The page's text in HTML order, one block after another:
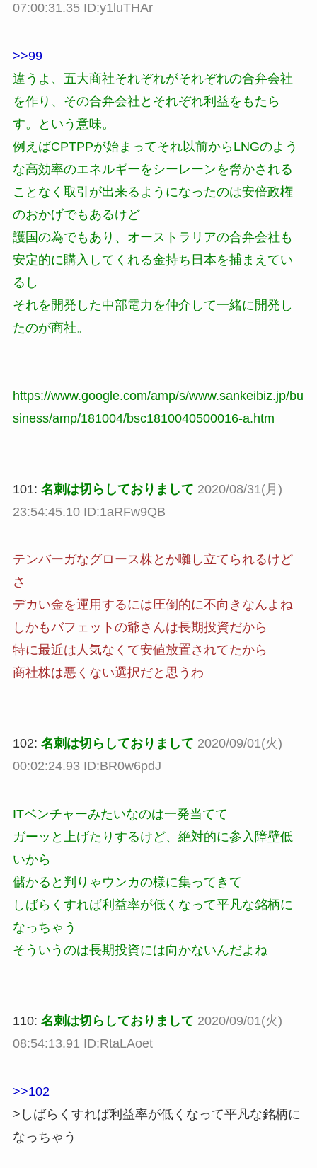
07:00:31.35 ID:y1luTHAr
>>99
違うよ、五大商社それぞれがそれぞれの合弁会社
を作り、その合弁会社とそれぞれ利益をもたら
す。という意味。
例えばCPTPPが始まってそれ以前からLNGのよう
な高効率のエネルギーをシーレーンを脅かされる
ことなく取引が出来るようになったのは安倍政権
のおかげでもあるけど
護国の為でもあり、オーストラリアの合弁会社も
安定的に購入してくれる金持ち日本を捕まえてい
るし
それを開発した中部電力を仲介して一緒に開発し
たのが商社。
https://www.google.com/amp/s/www.sankeibiz.jp/bu
siness/amp/181004/bsc1810040500016-a.htm
101: 名刺は切らしておりまして 2020/08/31(月)
23:54:45.10 ID:1aRFw9QB
テンバーガなグロース株とか囃し立てられるけど
さ
デカい金を運用するには圧倒的に不向きなんよね
しかもバフェットの爺さんは長期投資だから
特に最近は人気なくて安値放置されてたから
商社株は悪くない選択だと思うわ
102: 名刺は切らしておりまして 2020/09/01(火)
00:02:24.93 ID:BR0w6pdJ
ITベンチャーみたいなのは一発当てて
ガーッと上げたりするけど、絶対的に参入障壁低
いから
儲かると判りゃウンカの様に集ってきて
しばらくすれば利益率が低くなって平凡な銘柄に
なっちゃう
そういうのは長期投資には向かないんだよね
110: 名刺は切らしておりまして 2020/09/01(火)
08:54:13.91 ID:RtaLAoet
>>102
>しばらくすれば利益率が低くなって平凡な銘柄に
なっちゃう